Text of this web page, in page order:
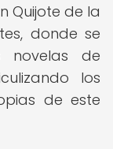
Quijote de la
donde se
de
los
de este